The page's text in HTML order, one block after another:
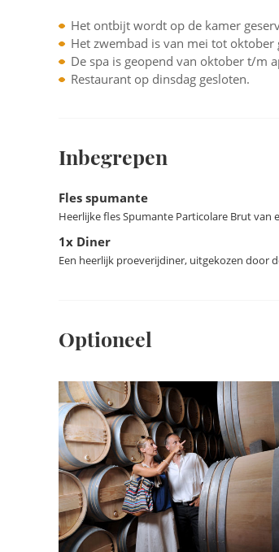
Het ontbijt wordt op de kamer
Het zwembad is van mei tot
De spa is geopend van oktober t/m
Restaurant op dinsdag gesloten.
Inbegrepen
Fles spumante
Heerlijke fles Spumante Particolare Brut van
1x Diner
Een heerlijk proeverijdiner, uitgekozen door
Optioneel